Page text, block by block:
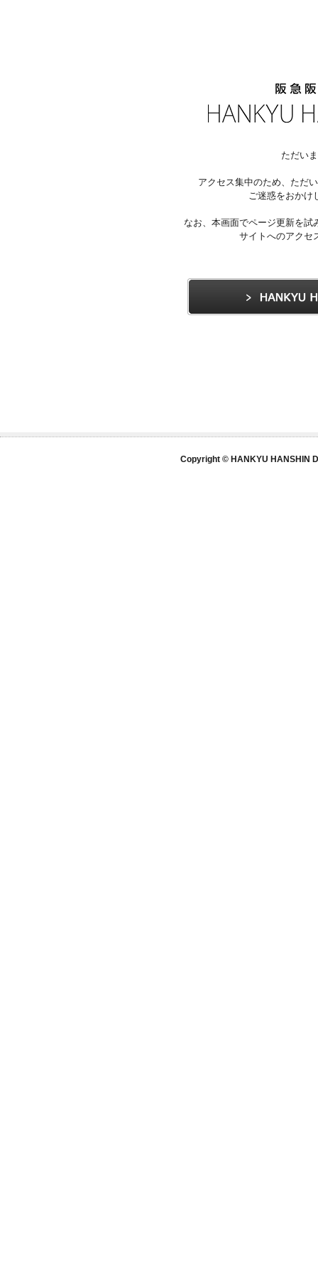
ただい
アクセス集中のため、ただ
ご迷惑をおかけ
なお、本画面でページ更新を
サイトへのアクセ
Copyright © HANKYU HANSHIN